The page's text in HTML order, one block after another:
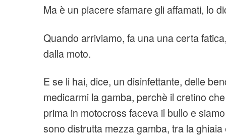
Ma è un piacere sfamare gli affamati, lo
Quando arriviamo, fa una una certa
dalla moto.
E se li hai, dice, un disinfettante, delle
medicarmi la gamba, perchè il cretino
prima in motocross faceva il bullo e
sono distrutta mezza gamba, tra la